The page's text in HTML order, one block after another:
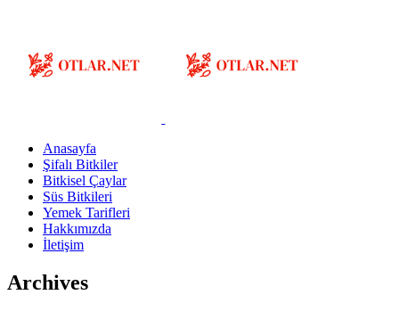
Anasayfa
Şifalı Bitkiler
Bitkisel Çaylar
Süs Bitkileri
Yemek Tarifleri
Hakkımızda
İletişim
Archives